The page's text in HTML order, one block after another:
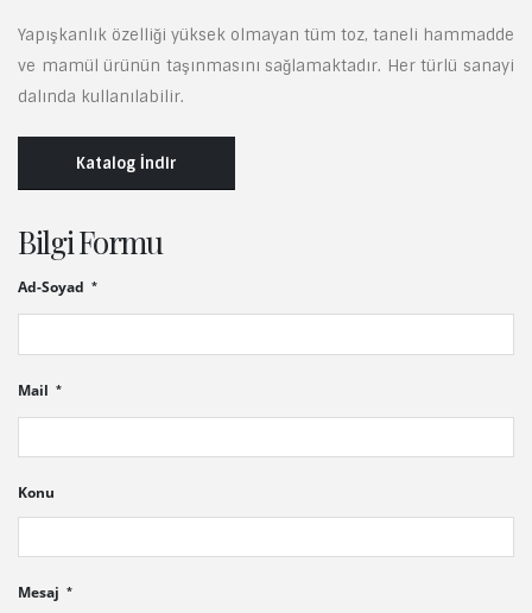
Yapışkanlık özelliği yüksek olmayan tüm toz, taneli hammadde
ve mamül ürünün taşınmasını sağlamaktadır. Her türlü sanayi
dalında kullanılabilir.
Katalog İndir
Bilgi Formu
Ad-Soyad
Mail
Konu
Mesaj